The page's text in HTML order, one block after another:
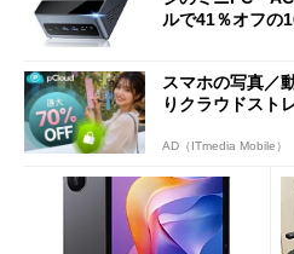
ルで41％オフの
スマホの写真／
りクラウドスト
AD（ITmedia Mobile）